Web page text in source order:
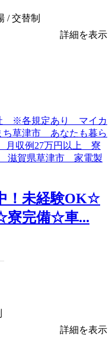
/ 交替制
詳細を表示
！未経験OK☆
寮完備☆車...
詳細を表示